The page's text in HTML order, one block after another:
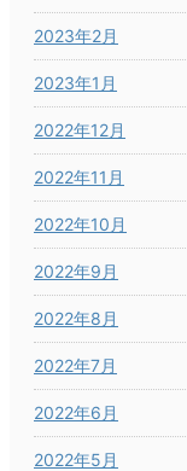
2023年2月
2023年1月
2022年12月
2022年11月
2022年10月
2022年9月
2022年8月
2022年7月
2022年6月
2022年5月